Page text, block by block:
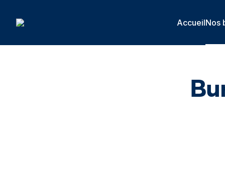
AccueilNos